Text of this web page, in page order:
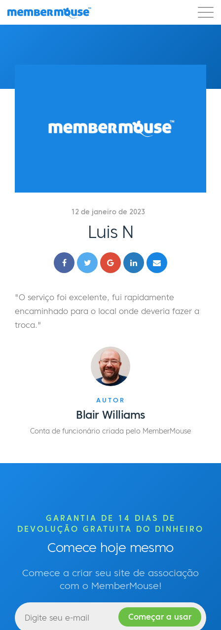
12 de janeiro de 2023
Luis N
"O serviço foi excelente, fui rapidamente
encaminhado para o local onde deveria fazer a
troca."
AUTOR
Blair Williams
Conta de funcionário criada pelo MemberMouse
GARANTIA DE 14 DIAS DE
DEVOLUÇÃO GRATUITA DO DINHEIRO
Comece hoje mesmo
Comece a criar seu site de associação
com o MemberMouse!